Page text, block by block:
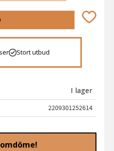
Lägg till
Stort utbud
I lager
2209301252614